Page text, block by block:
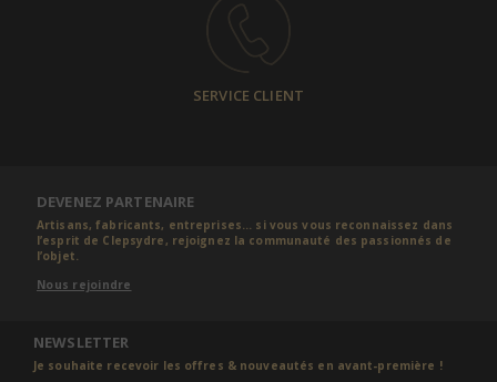
SERVICE CLIENT
DEVENEZ PARTENAIRE
Artisans, fabricants, entreprises... si vous vous reconnaissez dans
l’esprit de Clepsydre, rejoignez la communauté des passionnés de
l’objet.
Nous rejoindre
NEWSLETTER
Je souhaite recevoir les offres & nouveautés en avant-première !